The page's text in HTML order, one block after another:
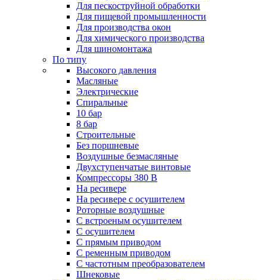
Для пескоструйной обработки
Для пищевой промышленности
Для производства окон
Для химического производства
Для шиномонтажа
По типу
Высокого давления
Масляные
Электрические
Спиральные
10 бар
8 бар
Cтроительные
Без поршневые
Воздушные безмасляные
Двухступенчатые винтовые
Компрессоры 380 В
На ресивере
На ресивере с осушителем
Роторные воздушные
С встроеным осушителем
С осушителем
С прямым приводом
С ременным приводом
С частотным преобразователем
Шнековые